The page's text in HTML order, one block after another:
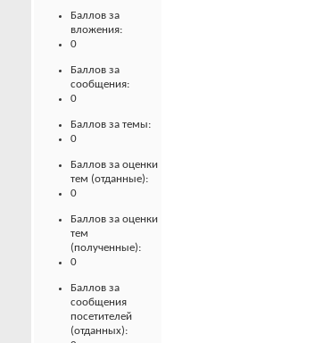
Баллов за
вложения:
0
Баллов за
сообщения:
0
Баллов за темы:
0
Баллов за оценки
тем (отданные):
0
Баллов за оценки
тем
(полученные):
0
Баллов за
сообщения
посетителей
(отданных):